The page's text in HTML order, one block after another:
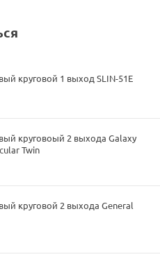
круговой 1 выход SLIN-51E
круговоый 2 выхода Galaxy
Twin
круговой 2 выхода General